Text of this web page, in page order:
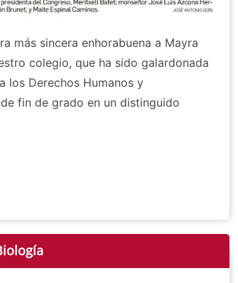
más sincera enhorabuena a Mayra
colegio, que ha sido galardonada
los Derechos Humanos y
fin de grado en un distinguido